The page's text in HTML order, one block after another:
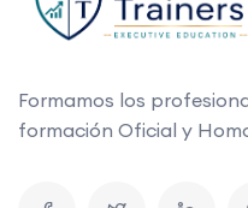
Formamos los
formación Oficial y